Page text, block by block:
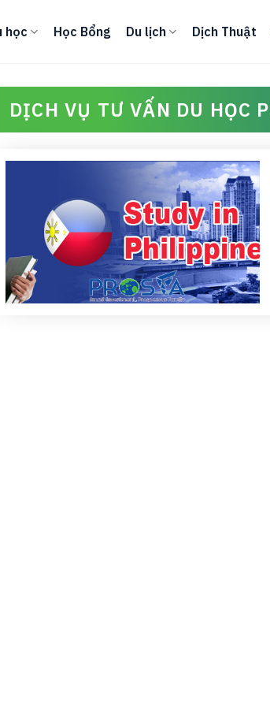
học Học Bổng Du lịch Dịch Thuật
DỊCH VỤ TƯ VẤN DU HỌC